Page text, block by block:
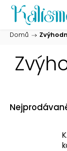
Domů /